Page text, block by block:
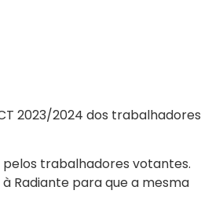
2023/2024 dos trabalhadores
trabalhadores votantes.
Radiante para que a mesma